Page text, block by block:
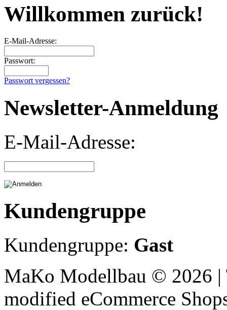
Willkommen zurück!
E-Mail-Adresse:
Passwort:
Passwort vergessen?
Newsletter-Anmeldung
E-Mail-Adresse:
Kundengruppe
Kundengruppe: Gast
MaKo Modellbau © 2026
modified eCommerce